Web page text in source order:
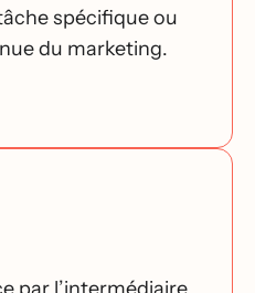
spécifique ou
du marketing.